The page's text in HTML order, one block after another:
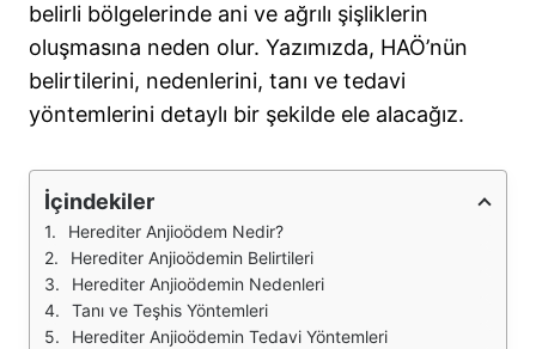
belirli bölgelerinde ani ve ağrılı şişliklerin
oluşmasına neden olur. Yazımızda, HAÖ’nün
belirtilerini, nedenlerini, tanı ve tedavi
yöntemlerini detaylı bir şekilde ele alacağız.
İçindekiler
Herediter Anjioödem Nedir?
Herediter Anjioödemin Belirtileri
Herediter Anjioödemin Nedenleri
Tanı ve Teşhis Yöntemleri
Herediter Anjioödemin Tedavi Yöntemleri